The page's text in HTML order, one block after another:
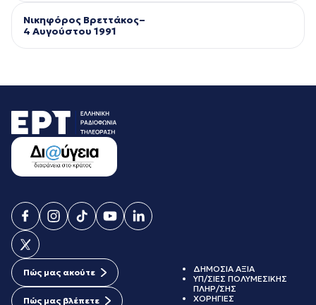
Νικηφόρος Βρεττάκος–
4 Αυγούστου 1991
Πώς μας ακούτε
Πώς μας βλέπετε
ΔΗΜΟΣΙΑ ΑΞΙΑ
ΥΠ/ΣΙΕΣ ΠΟΛΥΜΕΣΙΚΗΣ
ΠΛΗΡ/ΣΗΣ
ΧΟΡΗΓΙΕΣ